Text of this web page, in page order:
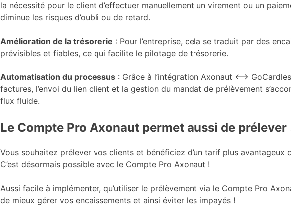
la nécessité pour le client d’effectuer manuellement un virement ou un
diminue les risques d’oubli ou de retard.
Amélioration de la trésorerie : Pour l’entreprise, cela se traduit par des
prévisibles et fiables, ce qui facilite le pilotage de trésorerie.
Automatisation du processus : Grâce à l’intégration Axonaut ⟷
factures, l’envoi du lien client et la gestion du mandat de prélèvement
flux fluide.
Le Compte Pro Axonaut permet aussi de prélever
Vous souhaitez prélever vos clients et bénéficiez d’un tarif plus avantageux
C’est désormais possible avec le Compte Pro Axonaut !
Aussi facile à implémenter, qu’utiliser le prélèvement via le Compte Pro
de mieux gérer vos encaissements et ainsi éviter les impayés !